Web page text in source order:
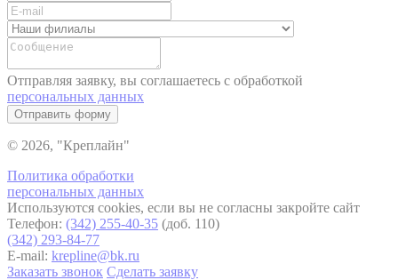
Отправляя заявку, вы соглашаетесь с обработкой
персональных данных
Отправить форму
© 2026, "Креплайн"
Политика обработки
персональных данных
Используются cookies, если вы не согласны закройте сайт
Телефон: (342) 255-40-35 (доб. 110)
(342) 293-84-77
E-mail: krepline@bk.ru
Заказать звонок Сделать заявку